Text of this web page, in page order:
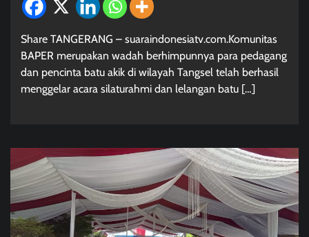
Share TANGERANG – suaraindonesiatv.com.Komunitas
BAPER merupakan wadah berhimpunnya para pedagang
dan pencinta batu akik di wilayah Tangsel telah berhasil
menggelar acara silaturahmi dan lelangan batu […]